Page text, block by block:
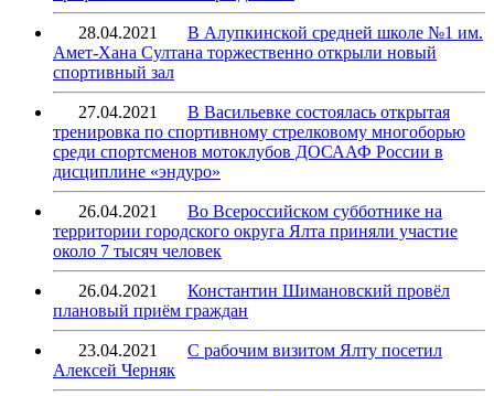
28.04.2021
В Алупкинской средней школе №1 им.
Амет-Хана Султана торжественно открыли новый
спортивный зал
27.04.2021
В Васильевке состоялась открытая
тренировка по спортивному стрелковому многоборью
среди спортсменов мотоклубов ДОСААФ России в
дисциплине «эндуро»
26.04.2021
Во Всероссийском субботнике на
территории городского округа Ялта приняли участие
около 7 тысяч человек
26.04.2021
Константин Шимановский провёл
плановый приём граждан
23.04.2021
С рабочим визитом Ялту посетил
Алексей Черняк